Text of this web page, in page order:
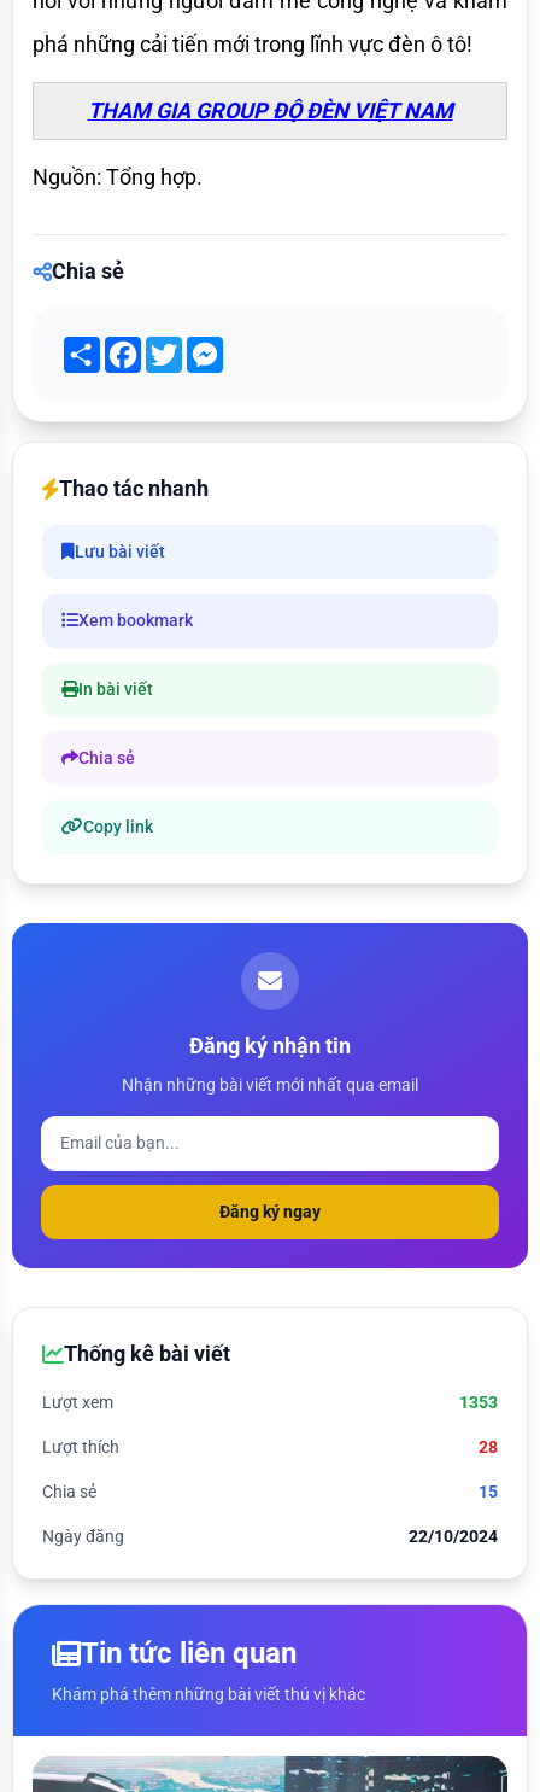
phá những cải tiến mới trong lĩnh vực đèn ô tô!
THAM GIA GROUP ĐỘ ĐÈN VIỆT NAM
Nguồn: Tổng hợp.
Chia sẻ
Share Facebook
Twitter
Thao tác nhanh
Lưu bài viết
Xem bookmark
In bài viết
Chia sẻ
Copy link
Đăng ký nhận tin
Nhận những bài viết mới nhất qua email
Đăng ký ngay
Thống kê bài viết
Lượt xem 1353
Lượt thích 28
Chia sẻ 15
Ngày đăng 22/10/2024
Tin tức liên quan
Khám phá thêm những bài viết thú vị khác